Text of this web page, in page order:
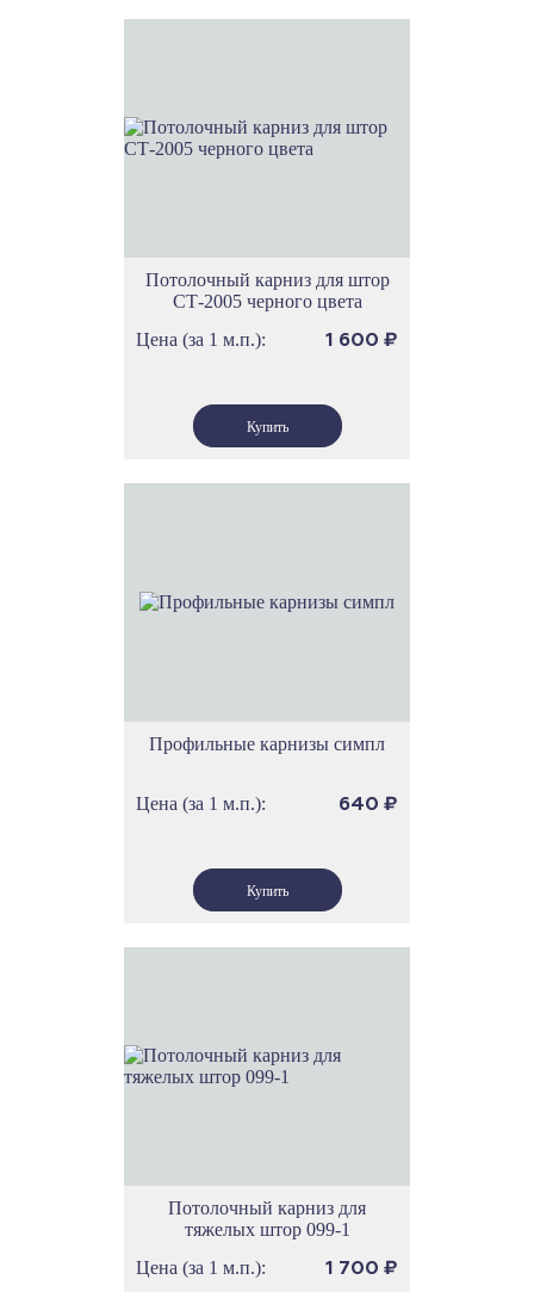
Потолочный карниз для штор
СТ-2005 черного цвета
Цена (за 1 м.п.):
1 600 ₽
Профильные карнизы симпл
Цена (за 1 м.п.): 640 ₽
Потолочный карниз для
тяжелых штор 099-1
Цена (за 1 м.п.):
1 700 ₽